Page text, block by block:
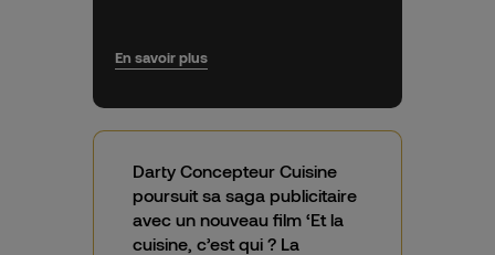
En savoir plus
Darty Concepteur Cuisine
poursuit sa saga publicitaire
avec un nouveau film ‘Et la
cuisine, c’est qui ? La